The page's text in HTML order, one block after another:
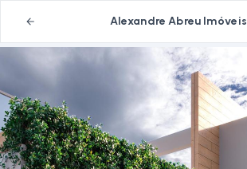
Alexandre Abreu Imóveis